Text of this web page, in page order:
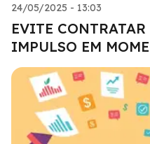
24/05/2025 - 13:03
EVITE
IMPULSO EM